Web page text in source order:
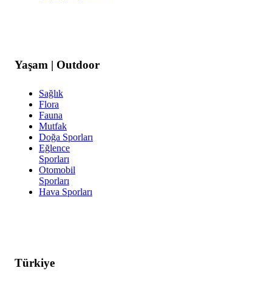
Yaşam | Outdoor
Sağlık
Flora
Fauna
Mutfak
Doğa Sporları
Eğlence
Sporları
Otomobil
Sporları
Hava Sporları
Türkiye